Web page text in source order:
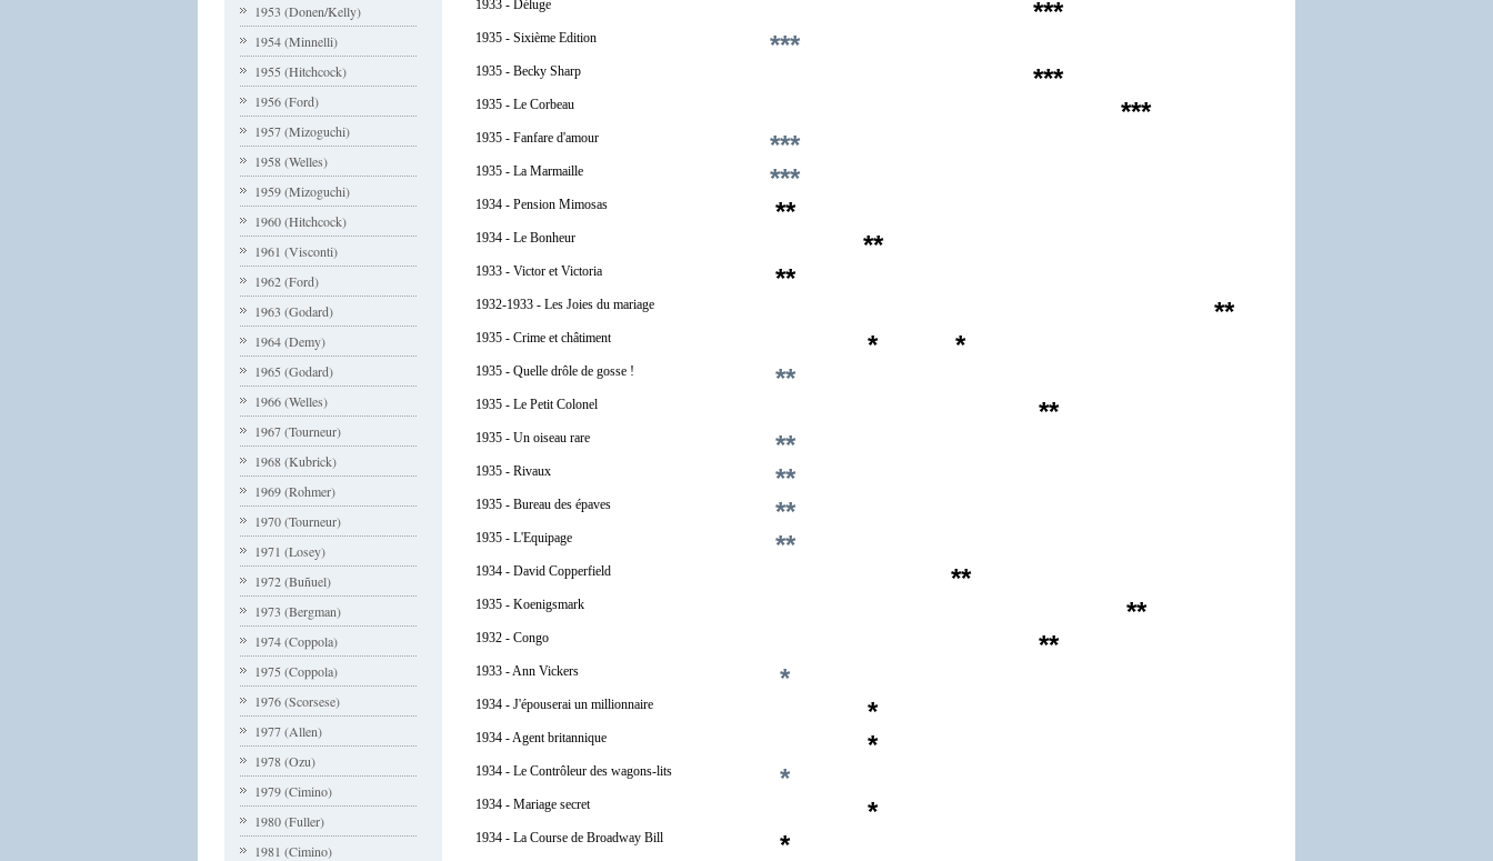
1953 (Donen/Kelly)
1954 (Minnelli)
1955 (Hitchcock)
1956 (Ford)
1957 (Mizoguchi)
1958 (Welles)
1959 (Mizoguchi)
1960 (Hitchcock)
1961 (Visconti)
1962 (Ford)
1963 (Godard)
1964 (Demy)
1965 (Godard)
1966 (Welles)
1967 (Tourneur)
1968 (Kubrick)
1969 (Rohmer)
1970 (Tourneur)
1971 (Losey)
1972 (Buñuel)
1973 (Bergman)
1974 (Coppola)
1975 (Coppola)
1976 (Scorsese)
1977 (Allen)
1978 (Ozu)
1979 (Cimino)
1980 (Fuller)
1981 (Cimino)
1933 - Déluge ***
1935 - Sixième Edition ***
1935 - Becky Sharp ***
1935 - Le Corbeau ***
1935 - Fanfare d'amour ***
1935 - La Marmaille ***
1934 - Pension Mimosas **
1934 - Le Bonheur **
1933 - Victor et Victoria **
1932-1933 - Les Joies du mariage **
1935 - Crime et châtiment * *
1935 - Quelle drôle de gosse ! **
1935 - Le Petit Colonel **
1935 - Un oiseau rare **
1935 - Rivaux **
1935 - Bureau des épaves **
1935 - L'Equipage **
1934 - David Copperfield **
1935 - Koenigsmark **
1932 - Congo **
1933 - Ann Vickers *
1934 - J'épouserai un millionnaire *
1934 - Agent britannique *
1934 - Le Contrôleur des wagons-lits *
1934 - Mariage secret *
1934 - La Course de Broadway Bill *